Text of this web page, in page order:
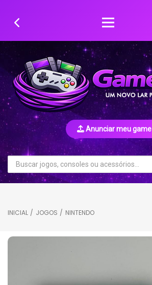
Anunciar meu game
INICIAL / JOGOS / NINTENDO